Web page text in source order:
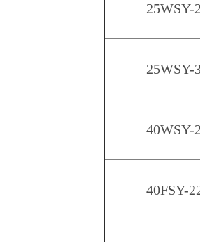
25WSY-
25WSY-
40WSY-
40FSY-